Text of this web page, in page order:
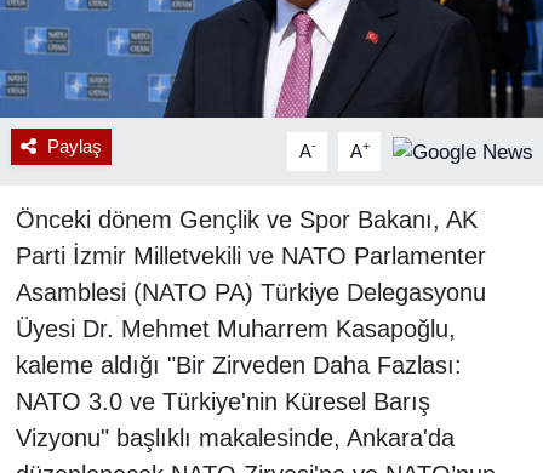
Paylaş A- A+
Önceki dönem Gençlik ve Spor Bakanı, AK
Parti İzmir Milletvekili ve NATO Parlamenter
Asamblesi (NATO PA) Türkiye Delegasyonu
Üyesi Dr. Mehmet Muharrem Kasapoğlu,
kaleme aldığı "Bir Zirveden Daha Fazlası:
NATO 3.0 ve Türkiye'nin Küresel Barış
Vizyonu" başlıklı makalesinde, Ankara'da